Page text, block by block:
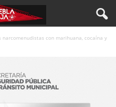
narcomenudistas con marihuana, cocaína y